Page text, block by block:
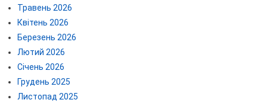
Травень 2026
Квітень 2026
Березень 2026
Лютий 2026
Січень 2026
Грудень 2025
Листопад 2025